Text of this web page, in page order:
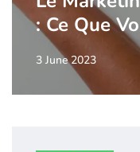
: Ce Que
3 June 2023